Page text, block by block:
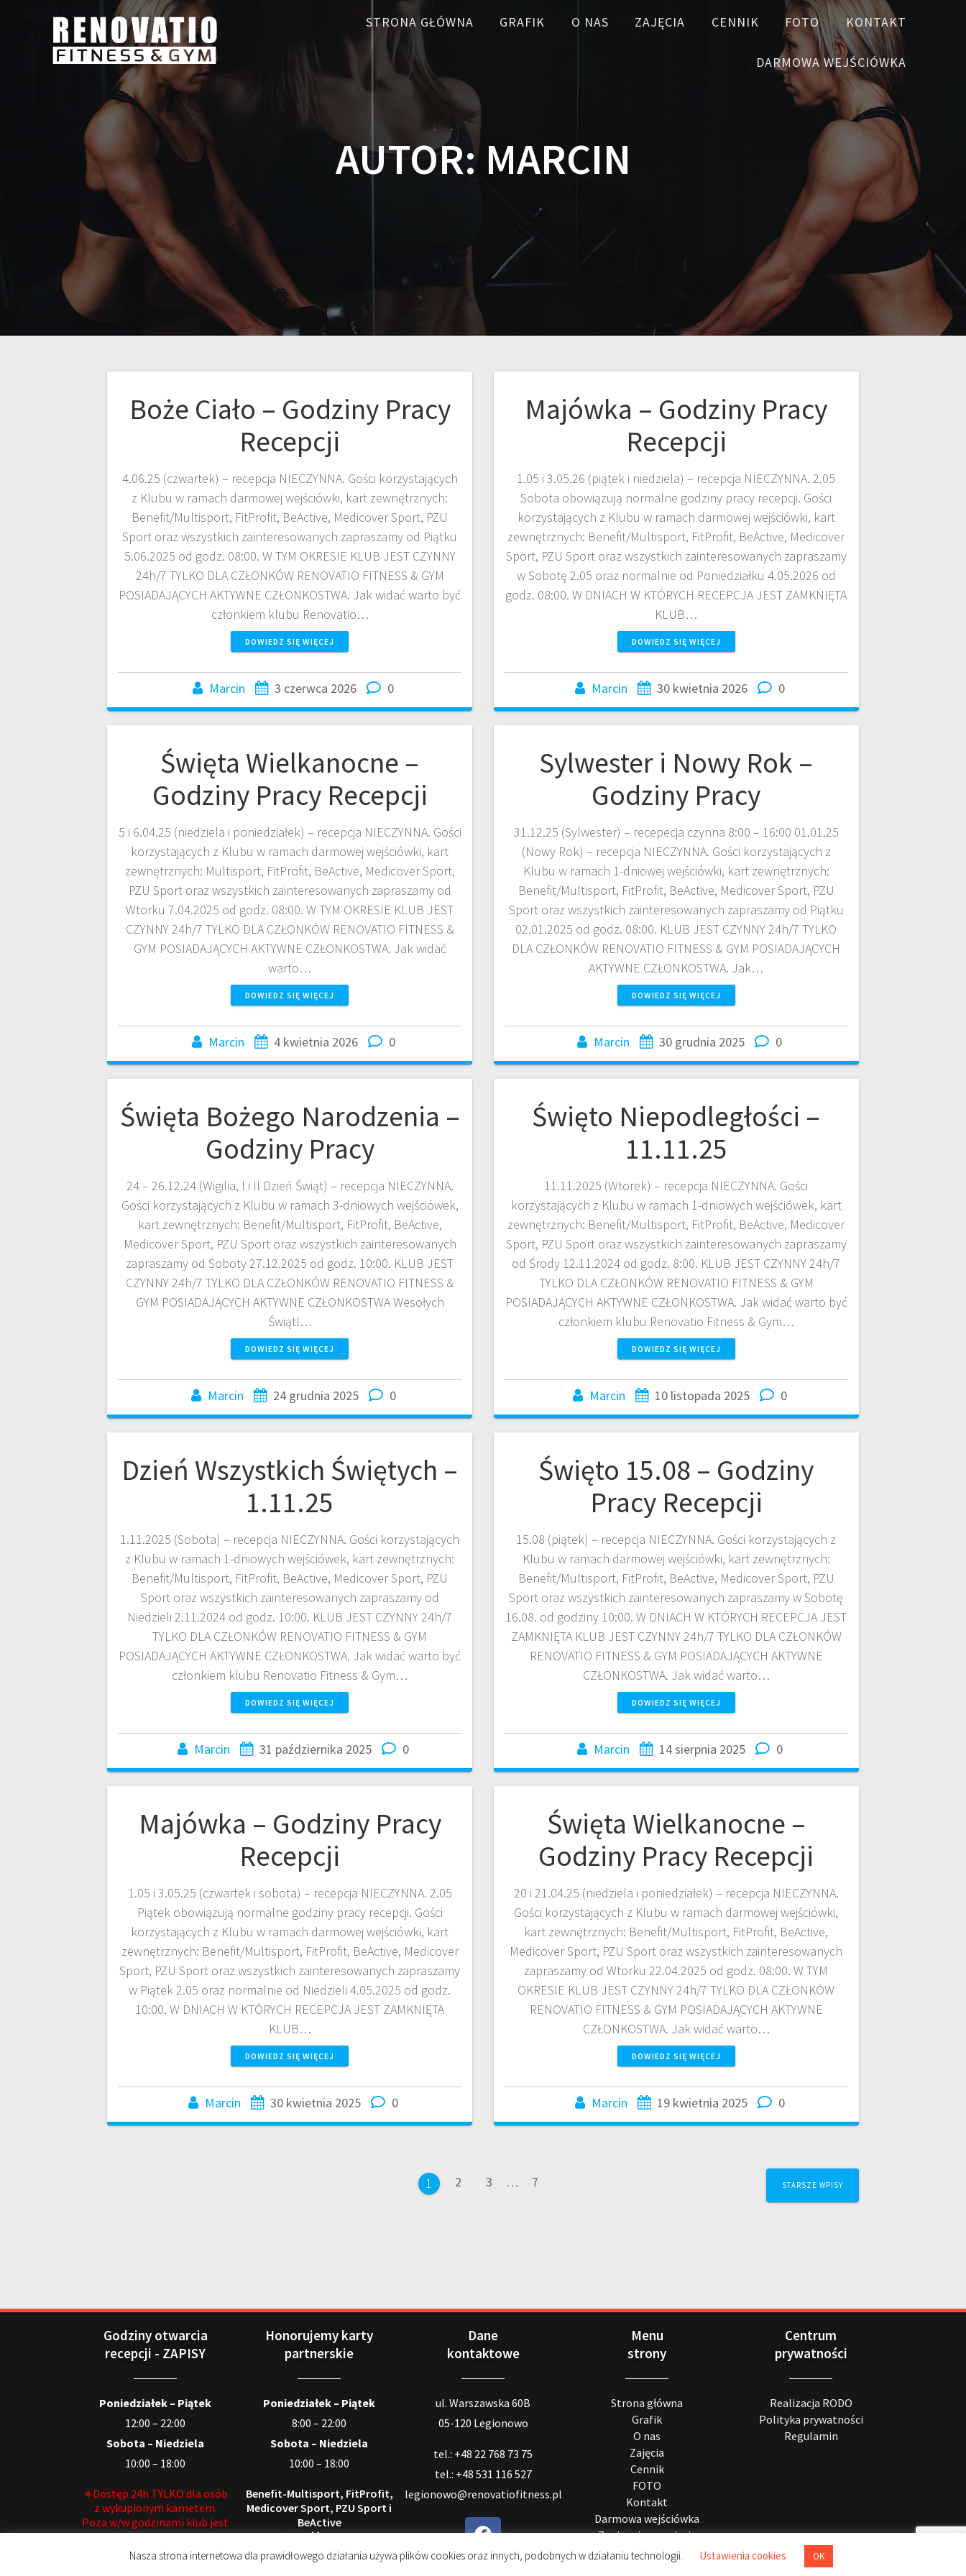
STRONA GŁÓWNA GRAFIK O NAS ZAJĘCIA CENNIK FOTO KONTAKT
DARMOWA WEJŚCIÓWKA
AUTOR:MARCIN
Boże Ciało – Godziny Pracy
Recepcji
4.06.25 (czwartek) – recepcja NIECZYNNA. Gości korzystających
z Klubu w ramach darmowej wejściówki, kart zewnętrznych:
Benefit/Multisport, FitProfit, BeActive, Medicover Sport, PZU
Sport oraz wszystkich zainteresowanych zapraszamy od Piątku
5.06.2025 od godz. 08:00. W TYM OKRESIE KLUB JEST CZYNNY
24h/7 TYLKO DLA CZŁONKÓW RENOVATIO FITNESS & GYM
POSIADAJĄCYCH AKTYWNE CZŁONKOSTWA. Jak widać warto być
członkiem klubu Renovatio…
DOWIEDZ SIĘ WIĘCEJ
Marcin 3 czerwca 2026 0
Majówka – Godziny Pracy
Recepcji
1.05 i 3.05.26 (piątek i niedziela) – recepcja NIECZYNNA. 2.05
Sobota obowiązują normalne godziny pracy recepcji. Gości
korzystających z Klubu w ramach darmowej wejściówki, kart
zewnętrznych: Benefit/Multisport, FitProfit, BeActive, Medicover
Sport, PZU Sport oraz wszystkich zainteresowanych zapraszamy
w Sobotę 2.05 oraz normalnie od Poniedziałku 4.05.2026 od
godz. 08:00. W DNIACH W KTÓRYCH RECEPCJA JEST ZAMKNIĘTA
KLUB…
DOWIEDZ SIĘ WIĘCEJ
Marcin 30 kwietnia 2026 0
Święta Wielkanocne –
Godziny Pracy Recepcji
5 i 6.04.25 (niedziela i poniedziałek) – recepcja NIECZYNNA. Gości
korzystających z Klubu w ramach darmowej wejściówki, kart
zewnętrznych: Multisport, FitProfit, BeActive, Medicover Sport,
PZU Sport oraz wszystkich zainteresowanych zapraszamy od
Wtorku 7.04.2025 od godz. 08:00. W TYM OKRESIE KLUB JEST
CZYNNY 24h/7 TYLKO DLA CZŁONKÓW RENOVATIO FITNESS &
GYM POSIADAJĄCYCH AKTYWNE CZŁONKOSTWA. Jak widać
warto…
DOWIEDZ SIĘ WIĘCEJ
Marcin 4 kwietnia 2026 0
Sylwester i Nowy Rok –
Godziny Pracy
31.12.25 (Sylwester) – recepecja czynna 8:00 – 16:00 01.01.25
(Nowy Rok) – recepcja NIECZYNNA. Gości korzystających z
Klubu w ramach 1-dniowej wejściówki, kart zewnętrznych:
Benefit/Multisport, FitProfit, BeActive, Medicover Sport, PZU
Sport oraz wszystkich zainteresowanych zapraszamy od Piątku
02.01.2025 od godz. 08:00. KLUB JEST CZYNNY 24h/7 TYLKO
DLA CZŁONKÓW RENOVATIO FITNESS & GYM POSIADAJĄCYCH
AKTYWNE CZŁONKOSTWA. Jak…
DOWIEDZ SIĘ WIĘCEJ
Marcin 30 grudnia 2025 0
Święta Bożego Narodzenia –
Godziny Pracy
24 – 26.12.24 (Wigilia, I i II Dzień Świąt) – recepcja NIECZYNNA.
Gości korzystających z Klubu w ramach 3-dniowych wejściówek,
kart zewnętrznych: Benefit/Multisport, FitProfit, BeActive,
Medicover Sport, PZU Sport oraz wszystkich zainteresowanych
zapraszamy od Soboty 27.12.2025 od godz. 10:00. KLUB JEST
CZYNNY 24h/7 TYLKO DLA CZŁONKÓW RENOVATIO FITNESS &
GYM POSIADAJĄCYCH AKTYWNE CZŁONKOSTWA Wesołych
Świąt!…
DOWIEDZ SIĘ WIĘCEJ
Marcin 24 grudnia 2025 0
Święto Niepodległości –
11.11.25
11.11.2025 (Wtorek) – recepcja NIECZYNNA. Gości
korzystających z Klubu w ramach 1-dniowych wejściówek, kart
zewnętrznych: Benefit/Multisport, FitProfit, BeActive, Medicover
Sport, PZU Sport oraz wszystkich zainteresowanych zapraszamy
od Środy 12.11.2024 od godz. 8:00. KLUB JEST CZYNNY 24h/7
TYLKO DLA CZŁONKÓW RENOVATIO FITNESS & GYM
POSIADAJĄCYCH AKTYWNE CZŁONKOSTWA. Jak widać warto być
członkiem klubu Renovatio Fitness & Gym…
DOWIEDZ SIĘ WIĘCEJ
Marcin 10 listopada 2025 0
Dzień Wszystkich Świętych –
1.11.25
1.11.2025 (Sobota) – recepcja NIECZYNNA. Gości korzystających
z Klubu w ramach 1-dniowych wejściówek, kart zewnętrznych:
Benefit/Multisport, FitProfit, BeActive, Medicover Sport, PZU
Sport oraz wszystkich zainteresowanych zapraszamy od
Niedzieli 2.11.2024 od godz. 10:00. KLUB JEST CZYNNY 24h/7
TYLKO DLA CZŁONKÓW RENOVATIO FITNESS & GYM
POSIADAJĄCYCH AKTYWNE CZŁONKOSTWA. Jak widać warto być
członkiem klubu Renovatio Fitness & Gym…
DOWIEDZ SIĘ WIĘCEJ
Marcin 31 października 2025 0
Święto 15.08 – Godziny
Pracy Recepcji
15.08 (piątek) – recepcja NIECZYNNA. Gości korzystających z
Klubu w ramach darmowej wejściówki, kart zewnętrznych:
Benefit/Multisport, FitProfit, BeActive, Medicover Sport, PZU
Sport oraz wszystkich zainteresowanych zapraszamy w Sobotę
16.08. od godziny 10:00. W DNIACH W KTÓRYCH RECEPCJA JEST
ZAMKNIĘTA KLUB JEST CZYNNY 24h/7 TYLKO DLA CZŁONKÓW
RENOVATIO FITNESS & GYM POSIADAJĄCYCH AKTYWNE
CZŁONKOSTWA. Jak widać warto…
DOWIEDZ SIĘ WIĘCEJ
Marcin 14 sierpnia 2025 0
Majówka – Godziny Pracy
Recepcji
1.05 i 3.05.25 (czwartek i sobota) – recepcja NIECZYNNA. 2.05
Piątek obowiązują normalne godziny pracy recepcji. Gości
korzystających z Klubu w ramach darmowej wejściówki, kart
zewnętrznych: Benefit/Multisport, FitProfit, BeActive, Medicover
Sport, PZU Sport oraz wszystkich zainteresowanych zapraszamy
w Piątek 2.05 oraz normalnie od Niedzieli 4.05.2025 od godz.
10:00. W DNIACH W KTÓRYCH RECEPCJA JEST ZAMKNIĘTA
KLUB…
DOWIEDZ SIĘ WIĘCEJ
Marcin 30 kwietnia 2025 0
Święta Wielkanocne –
Godziny Pracy Recepcji
20 i 21.04.25 (niedziela i poniedziałek) – recepcja NIECZYNNA.
Gości korzystających z Klubu w ramach darmowej wejściówki,
kart zewnętrznych: Benefit/Multisport, FitProfit, BeActive,
Medicover Sport, PZU Sport oraz wszystkich zainteresowanych
zapraszamy od Wtorku 22.04.2025 od godz. 08:00. W TYM
OKRESIE KLUB JEST CZYNNY 24h/7 TYLKO DLA CZŁONKÓW
RENOVATIO FITNESS & GYM POSIADAJĄCYCH AKTYWNE
CZŁONKOSTWA. Jak widać warto…
DOWIEDZ SIĘ WIĘCEJ
Marcin 19 kwietnia 2025 0
1 2 3 … 7 STARSZE WPISY
Godziny otwarcia
recepcji - ZAPISY
Poniedziałek – Piątek
12:00 – 22:00
Sobota – Niedziela
10:00 – 18:00
∗Dostęp 24h TYLKO dla osób
z wykupionym karnetem.
Poza w/w godzinami klub jest
bezobsługowy∗
Honorujemy karty
partnerskie
Poniedziałek – Piątek
8:00 – 22:00
Sobota – Niedziela
10:00 – 18:00
Benefit-Multisport, FitProfit,
Medicover Sport, PZU Sport i
BeActive
∗Możliwość pozostania
dłużej∗
Dane
kontaktowe
ul. Warszawska 60B
05-120 Legionowo
tel.: +48 22 768 73 75
tel.: +48 531 116 527
legionowo@renovatiofitness.pl
Menu
strony
Strona główna
Grafik
O nas
Zajęcia
Cennik
FOTO
Kontakt
Darmowa wejściówka
Zapisz się na zajęcia
Centrum
prywatności
Realizacja RODO
Polityka prywatności
Regulamin
Nasza strona internetowa dla prawidłowego działania używa plików cookies oraz innych, podobnych w działaniu technologii. Ustawienia cookies OK